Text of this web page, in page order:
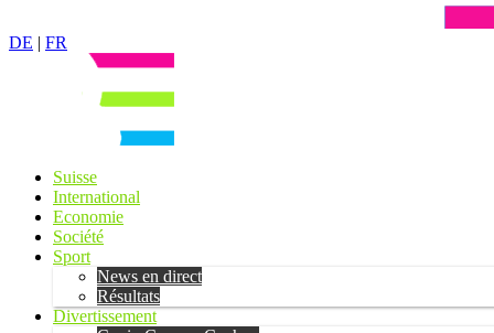
DE | FR
Suisse
International
Economie
Société
Sport
News en direct
Résultats
Divertissement